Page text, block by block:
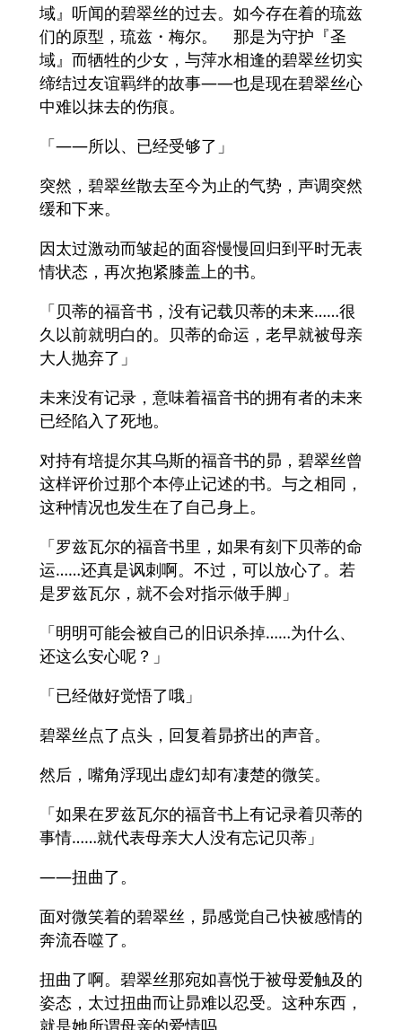
域』听闻的碧翠丝的过去。如今存在着的琉兹
们的原型，琉兹・梅尔。 那是为守护『圣
域』而牺牲的少女，与萍水相逢的碧翠丝切实
缔结过友谊羁绊的故事――也是现在碧翠丝心
中难以抹去的伤痕。
「――所以、已经受够了」
突然，碧翠丝散去至今为止的气势，声调突然
缓和下来。
因太过激动而皱起的面容慢慢回归到平时无表
情状态，再次抱紧膝盖上的书。
「贝蒂的福音书，没有记载贝蒂的未来……很
久以前就明白的。贝蒂的命运，老早就被母亲
大人抛弃了」
未来没有记录，意味着福音书的拥有者的未来
已经陷入了死地。
对持有培提尔其乌斯的福音书的昴，碧翠丝曾
这样评价过那个本停止记述的书。与之相同，
这种情况也发生在了自己身上。
「罗兹瓦尔的福音书里，如果有刻下贝蒂的命
运……还真是讽刺啊。不过，可以放心了。若
是罗兹瓦尔，就不会对指示做手脚」
「明明可能会被自己的旧识杀掉……为什么、
还这么安心呢？」
「已经做好觉悟了哦」
碧翠丝点了点头，回复着昴挤出的声音。
然后，嘴角浮现出虚幻却有凄楚的微笑。
「如果在罗兹瓦尔的福音书上有记录着贝蒂的
事情……就代表母亲大人没有忘记贝蒂」
――扭曲了。
面对微笑着的碧翠丝，昴感觉自己快被感情的
奔流吞噬了。
扭曲了啊。碧翠丝那宛如喜悦于被母爱触及的
姿态，太过扭曲而让昴难以忍受。这种东西，